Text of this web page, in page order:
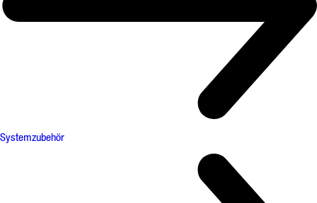
Systemzubehör